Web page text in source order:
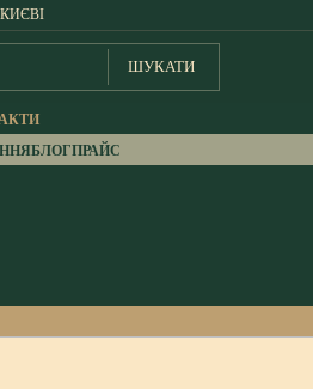
ШУКАТИ
БЛОГПРАЙС